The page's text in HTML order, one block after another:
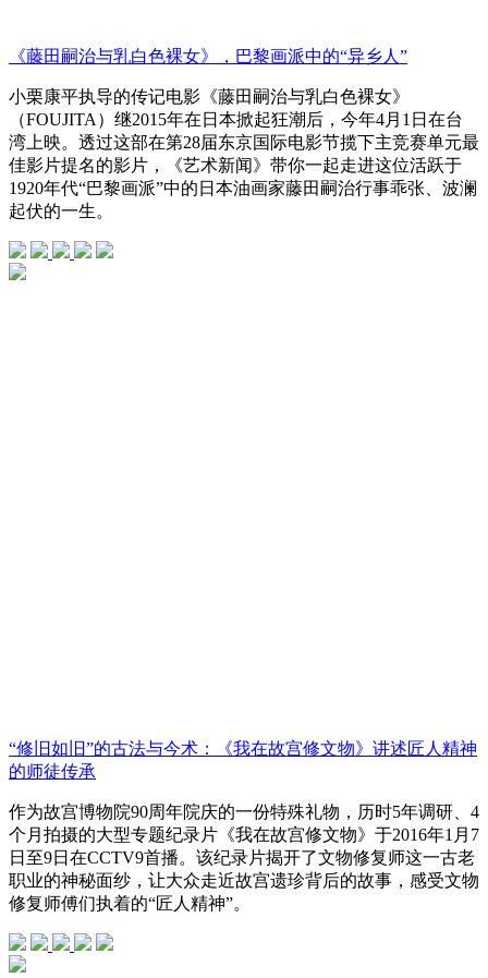
《藤田嗣治与乳白色裸女》，巴黎画派中的“异乡人”
小栗康平执导的传记电影《藤田嗣治与乳白色裸女》
（FOUJITA）继2015年在日本掀起狂潮后，今年4月1日在台
湾上映。透过这部在第28届东京国际电影节揽下主竞赛单元最
佳影片提名的影片，《艺术新闻》带你一起走进这位活跃于
1920年代“巴黎画派”中的日本油画家藤田嗣治行事乖张、波澜
起伏的一生。
“修旧如旧”的古法与今术：《我在故宫修文物》讲述匠人精神
的师徒传承
作为故宫博物院90周年院庆的一份特殊礼物，历时5年调研、4
个月拍摄的大型专题纪录片《我在故宫修文物》于2016年1月7
日至9日在CCTV9首播。该纪录片揭开了文物修复师这一古老
职业的神秘面纱，让大众走近故宫遗珍背后的故事，感受文物
修复师傅们执着的“匠人精神”。